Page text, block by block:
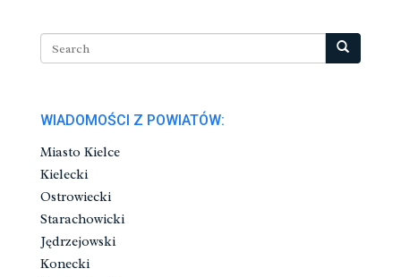
WIADOMOŚCI Z POWIATÓW:
Miasto Kielce
Kielecki
Ostrowiecki
Starachowicki
Jędrzejowski
Konecki